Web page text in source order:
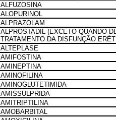
ALFUZOSINA
ALOPURINOL
ALPRAZOLAM
ALPROSTADIL (EXCETO QUANDO
TRATAMENTO DA DISFUNÇÃO
ALTEPLASE
AMIFOSTINA
AMINEPTINA
AMINOFILINA
AMINOGLUTETIMIDA
AMISSULPRIDA
AMITRIPTILINA
AMOBARBITAL